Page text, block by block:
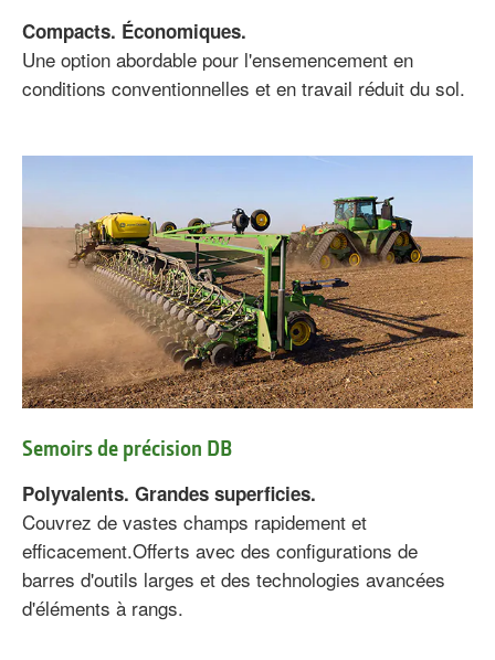
Compacts. Économiques.
Une option abordable pour l'ensemencement en
conditions conventionnelles et en travail réduit du sol.
Semoirs de précision DB
Polyvalents. Grandes superficies.
Couvrez de vastes champs rapidement et
efficacement.Offerts avec des configurations de
barres d'outils larges et des technologies avancées
d'éléments à rangs.